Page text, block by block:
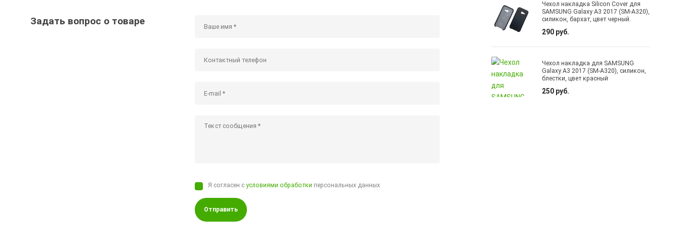
Задать вопрос о товаре
Я согласен сусловиями обработки персональных данных
Отправить
Чехол накладка Silicon Cover для
SAMSUNG Galaxy A3 2017 (SM-A320),
силикон, бархат, цвет черный.
290 руб.
Чехол накладка для SAMSUNG
Galaxy A3 2017 (SM-A320), силикон,
блестки, цвет красный
250 руб.